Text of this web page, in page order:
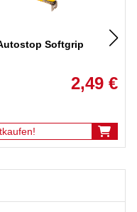
Softgrip
2,49 €